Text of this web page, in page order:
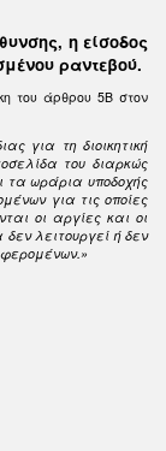
η είσοδος
ραντεβού.
του άρθρου 5Β στον
για τη διοικητική
του διαρκώς
τα ωράρια υποδοχής
για τις οποίες
οι αργίες και οι
λειτουργεί ή δεν